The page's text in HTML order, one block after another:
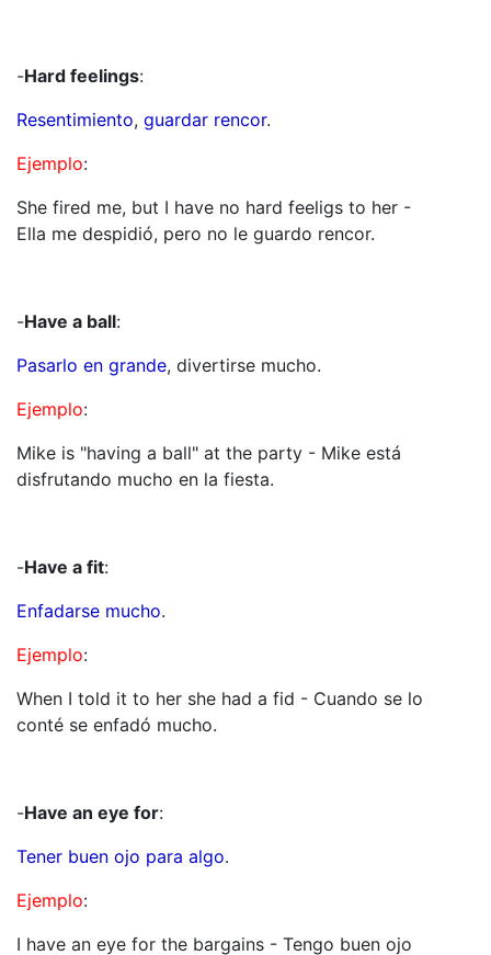
-Hard feelings:
Resentimiento, guardar rencor.
Ejemplo:
She fired me, but I have no hard feeligs to her -
Ella me despidió, pero no le guardo rencor.
-Have a ball:
Pasarlo en grande, divertirse mucho.
Ejemplo:
Mike is "having a ball" at the party - Mike está
disfrutando mucho en la fiesta.
-Have a fit:
Enfadarse mucho.
Ejemplo:
When I told it to her she had a fid - Cuando se lo
conté se enfadó mucho.
-Have an eye for:
Tener buen ojo para algo.
Ejemplo:
I have an eye for the bargains - Tengo buen ojo